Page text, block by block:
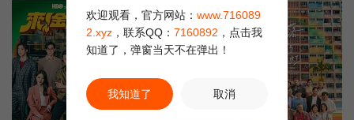
第25集
正片 正片
欢迎观看，官方网站： www.716089
2.xyz ，联系QQ： 7160892 ，点击我
知道了，弹窗当天不在弹出！
我知道了 取消